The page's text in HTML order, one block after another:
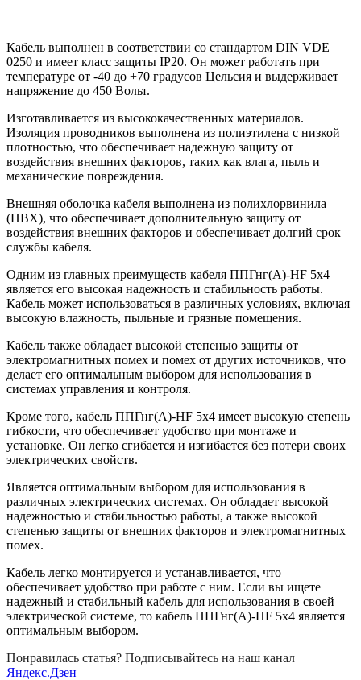
Кабель выполнен в соответствии со стандартом DIN VDE
0250 и имеет класс защиты IP20. Он может работать при
температуре от -40 до +70 градусов Цельсия и выдерживает
напряжение до 450 Вольт.
Изготавливается из высококачественных материалов.
Изоляция проводников выполнена из полиэтилена с низкой
плотностью, что обеспечивает надежную защиту от
воздействия внешних факторов, таких как влага, пыль и
механические повреждения.
Внешняя оболочка кабеля выполнена из полихлорвинила
(ПВХ), что обеспечивает дополнительную защиту от
воздействия внешних факторов и обеспечивает долгий срок
службы кабеля.
Одним из главных преимуществ кабеля ППГнг(A)-HF 5х4
является его высокая надежность и стабильность работы.
Кабель может использоваться в различных условиях, включая
высокую влажность, пыльные и грязные помещения.
Кабель также обладает высокой степенью защиты от
электромагнитных помех и помех от других источников, что
делает его оптимальным выбором для использования в
системах управления и контроля.
Кроме того, кабель ППГнг(A)-HF 5х4 имеет высокую степень
гибкости, что обеспечивает удобство при монтаже и
установке. Он легко сгибается и изгибается без потери своих
электрических свойств.
Является оптимальным выбором для использования в
различных электрических системах. Он обладает высокой
надежностью и стабильностью работы, а также высокой
степенью защиты от внешних факторов и электромагнитных
помех.
Кабель легко монтируется и устанавливается, что
обеспечивает удобство при работе с ним. Если вы ищете
надежный и стабильный кабель для использования в своей
электрической системе, то кабель ППГнг(A)-HF 5х4 является
оптимальным выбором.
Понравилась статья? Подписывайтесь на наш канал
Яндекс.Дзен